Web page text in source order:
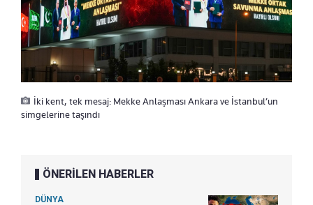
İki kent, tek mesaj: Mekke Anlaşması Ankara ve İstanbul’un
simgelerine taşındı
ÖNERİLEN HABERLER
DÜNYA